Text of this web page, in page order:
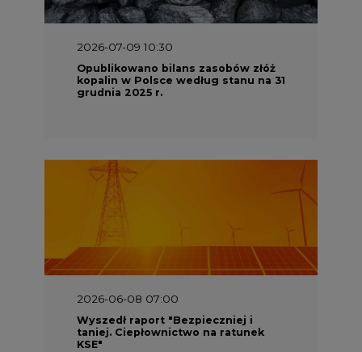
2026-07-09 10:30
Opublikowano bilans zasobów złóż
kopalin w Polsce według stanu na 31
grudnia 2025 r.
2026-06-08 07:00
Wyszedł raport "Bezpieczniej i
taniej. Ciepłownictwo na ratunek
KSE"